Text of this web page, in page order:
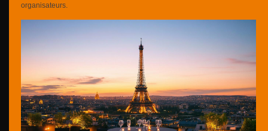
organisateurs.